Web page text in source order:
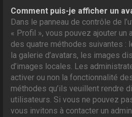
Comment puis-je afficher un
Dans le panneau de contrôle de
« Profil », vous pouvez ajouter un
des quatre méthodes suivantes :
la galerie d’avatars, les images
d’images locales. Les
activer ou non la fonctionnalité
méthodes qu’ils veuillent rendre
utilisateurs. Si vous ne pouvez
vous invitons à contacter un